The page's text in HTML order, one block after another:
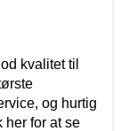
kvalitet til
og hurtig
her for at se